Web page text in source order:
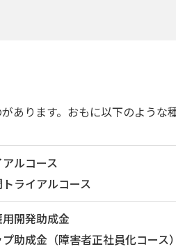
あります。おもに以下のような
ルコース
ライアルコース
開発助成金
助成金（障害者正社員化コース